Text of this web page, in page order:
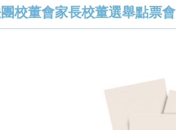
校董會家長校董選舉點票會